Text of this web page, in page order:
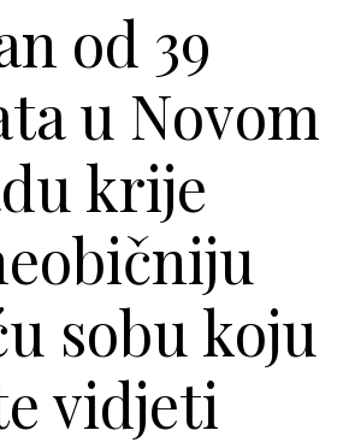
od 39
u Novom
krije
sobu koju
vidjeti